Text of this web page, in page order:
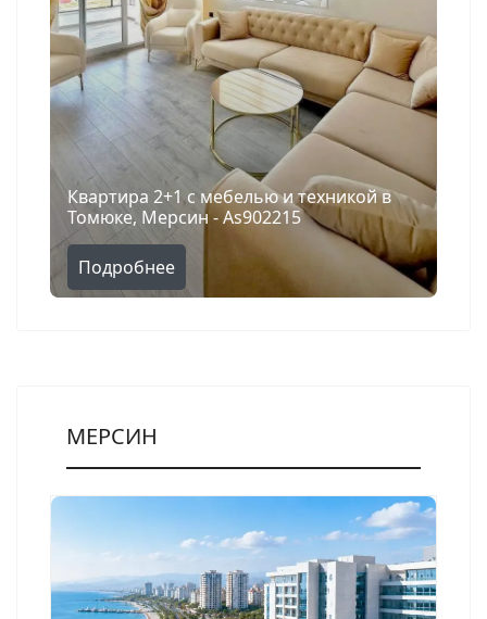
Квартира 2+1 с мебелью и техникой в
Томюке, Мерсин - As902215
Подробнее
МЕРСИН